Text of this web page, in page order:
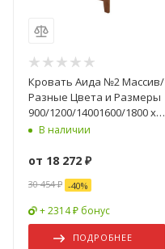
Кровать Аида №2 Массив/
Разные Цвета и Размеры
900/1200/14001600/1800 х
2000 мм
В наличии
от 18 272 ₽
30 454 ₽ -40%
+ 2314 ₽ бонус
ПОДРОБНЕЕ